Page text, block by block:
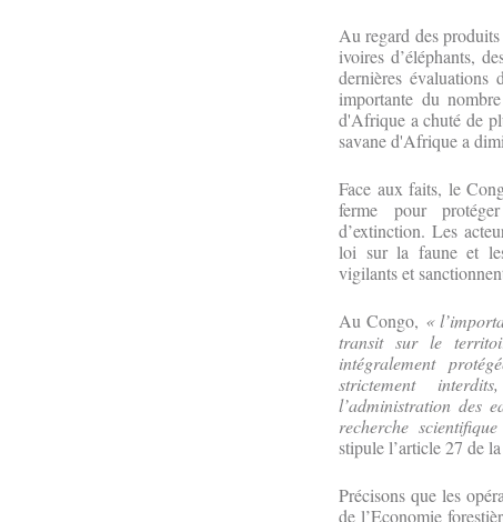
Au regard des
ivoires d’éléphants,
dernières
importante du
d'Afrique a chuté de
savane d'Afrique a
Face aux faits, le
ferme pour
d’extinction. Les
loi sur la faune et
vigilants et
Au Congo, «
transit sur le
intégralement
strictement
l’administration des
recherche
stipule l’article 27 de
Précisons que les
de l’Economie